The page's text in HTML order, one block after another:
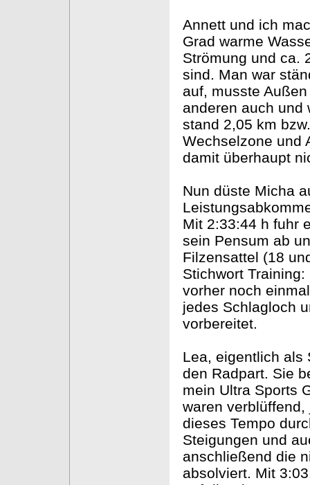
Annett und ich
Grad warme
Strömung und ca.
sind. Man war
auf, musste
anderen auch und
stand 2,05 km
Wechselzone und
damit überhaupt
Nun düste Micha
Mit 2:33:44 h fuhr
sein Pensum ab
Filzensattel (18
Stichwort
vorher noch
jedes Schlagloch
vorbereitet.
Lea, eigentlich als
den Radpart. Sie
mein Ultra Sports
waren
dieses Tempo
Steigungen und
anschließend die
absolviert. Mit